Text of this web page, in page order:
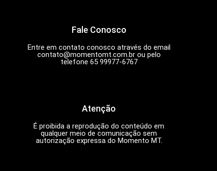
Fale Conosco
Entre em contato conosco através do email
contato@momentomt.com.brou pelo
telefone 65 99977-6767
Atenção
É proibida a reprodução do conteúdo em
qualquer meio de comunicação sem
autorização expressa do Momento MT.